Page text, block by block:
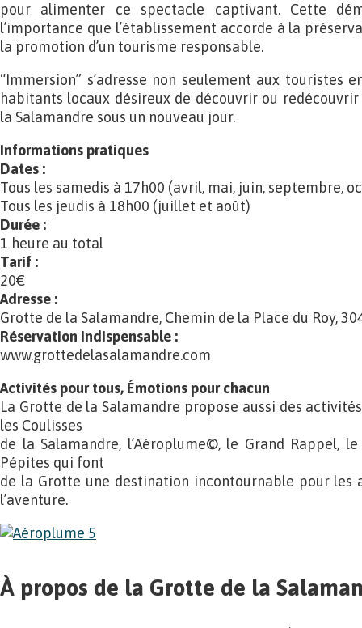
pour alimenter ce spectacle captivant. Cette
l’importance que l’établissement accorde à la
la promotion d’un tourisme responsable.
“Immersion” s’adresse non seulement aux touristes
habitants locaux désireux de découvrir ou
la Salamandre sous un nouveau jour.
Informations pratiques
Dates :
Tous les samedis à 17h00 (avril, mai, juin, septembre,
Tous les jeudis à 18h00 (juillet et août)
Durée :
1 heure au total
Tarif :
20€
Adresse :
Grotte de la Salamandre, Chemin de la Place du Roy,
Réservation indispensable :
www.grottedelasalamandre.com
Activités pour tous, Émotions pour chacun
La Grotte de la Salamandre propose aussi des
les Coulisses
de la Salamandre, l’Aéroplume©, le Grand Rappel,
Pépites qui font
de la Grotte une destination incontournable pour les
l’aventure.
À propos de la Grotte de la